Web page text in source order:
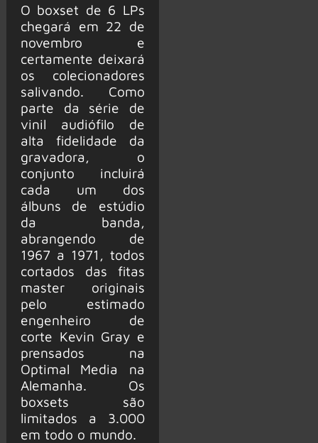
O boxset de 6 LPs
chegará em 22 de
novembro e
certamente deixará
os colecionadores
salivando. Como
parte da série de
vinil audiófilo de
alta fidelidade da
gravadora, o
conjunto incluirá
cada um dos
álbuns de estúdio
da banda,
abrangendo de
1967 a 1971, todos
cortados das fitas
master originais
pelo estimado
engenheiro de
corte Kevin Gray e
prensados ​​na
Optimal Media na
Alemanha. Os
boxsets são
limitados a 3.000
em todo o mundo.